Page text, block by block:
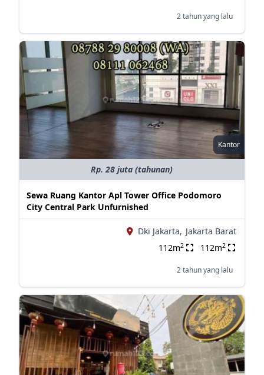
2 tahun yang lalu
Kantor
Rp. 28 juta (tahunan)
Sewa Ruang Kantor Apl Tower Office Podomoro
City Central Park Unfurnished
Dki Jakarta, Jakarta Barat
112m2 112m2
2 tahun yang lalu